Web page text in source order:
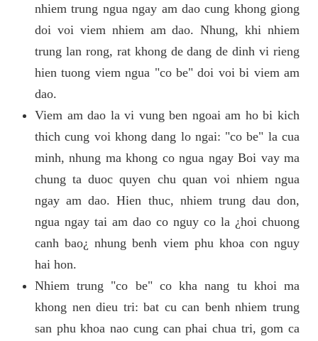
nhiem trung ngua ngay am dao cung khong giong
doi voi viem nhiem am dao. Nhung, khi nhiem
trung lan rong, rat khong de dang de dinh vi rieng
hien tuong viem ngua "co be" doi voi bi viem am
dao.
Viem am dao la vi vung ben ngoai am ho bi kich
thich cung voi khong dang lo ngai: "co be" la cua
minh, nhung ma khong co ngua ngay Boi vay ma
chung ta duoc quyen chu quan voi nhiem ngua
ngay am dao. Hien thuc, nhiem trung dau don,
ngua ngay tai am dao co nguy co la ¿hoi chuong
canh bao¿ nhung benh viem phu khoa con nguy
hai hon.
Nhiem trung "co be" co kha nang tu khoi ma
khong nen dieu tri: bat cu can benh nhiem trung
san phu khoa nao cung can phai chua tri, gom ca